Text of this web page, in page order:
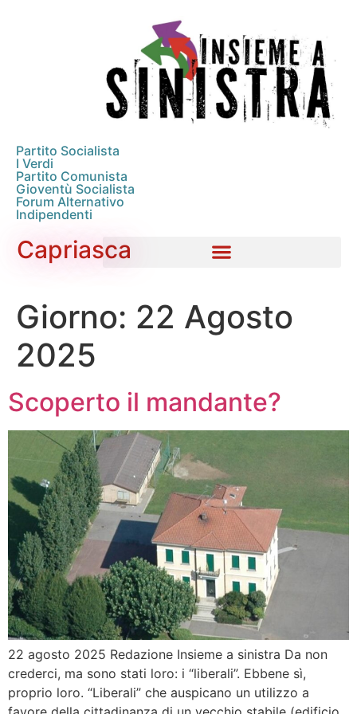
Partito Socialista
I Verdi
Partito Comunista
Gioventù Socialista
Forum Alternativo
Indipendenti
Capriasca
Giorno: 22 Agosto
2025
Scoperto il mandante?
22 agosto 2025 Redazione Insieme a sinistra Da non
crederci, ma sono stati loro: i “liberali”. Ebbene sì,
proprio loro. “Liberali” che auspicano un utilizzo a